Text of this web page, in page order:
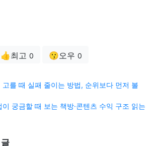
👍최고 0 😗오우 0
고를 때 실패 줄이는 방법, 순위보다 먼저 볼
이 궁금할 때 보는 책방·콘텐츠 수익 구조 읽는